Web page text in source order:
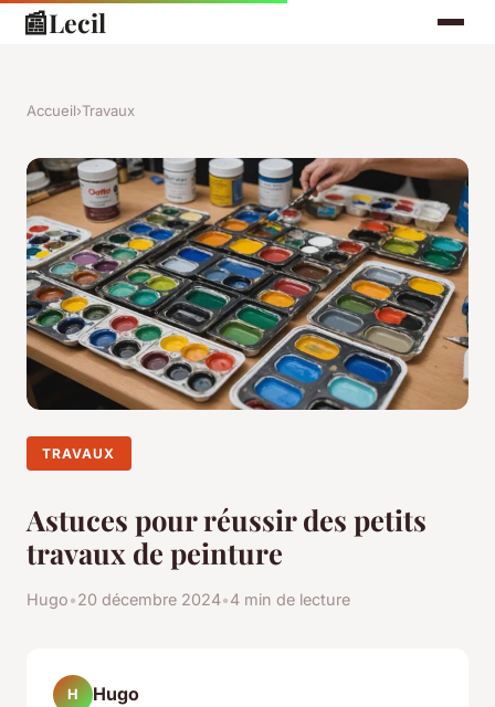
📰Lecil
Accueil›Travaux
TRAVAUX
Astuces pour réussir des petits
travaux de peinture
Hugo•20 décembre 2024•4 min de lecture
H Hugo